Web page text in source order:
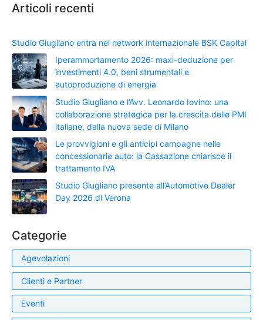
Articoli recenti
Studio Giugliano entra nel network internazionale BSK Capital
Iperammortamento 2026: maxi-deduzione per
investimenti 4.0, beni strumentali e
autoproduzione di energia
Studio Giugliano e l’Avv. Leonardo Iovino: una
collaborazione strategica per la crescita delle PMI
italiane, dalla nuova sede di Milano
Le provvigioni e gli anticipi campagne nelle
concessionarie auto: la Cassazione chiarisce il
trattamento IVA
Studio Giugliano presente all’Automotive Dealer
Day 2026 di Verona
Categorie
Agevolazioni
Clienti e Partner
Eventi